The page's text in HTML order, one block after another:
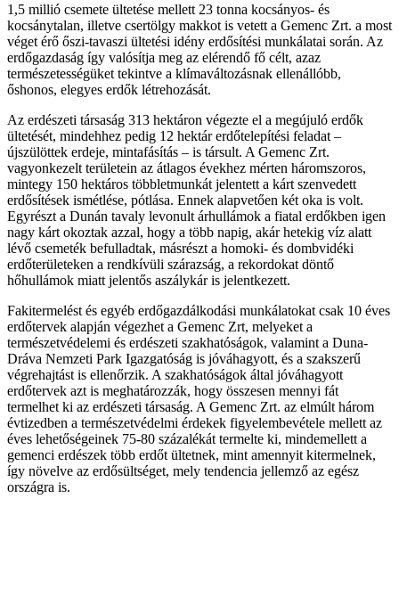
1,5 millió csemete ültetése mellett 23 tonna kocsányos- és
kocsánytalan, illetve csertölgy makkot is vetett a Gemenc Zrt. a most
véget érő őszi-tavaszi ültetési idény erdősítési munkálatai során. Az
erdőgazdaság így valósítja meg az elérendő fő célt, azaz
természetességüket tekintve a klímaváltozásnak ellenállóbb,
őshonos, elegyes erdők létrehozását.
Az erdészeti társaság 313 hektáron végezte el a megújuló erdők
ültetését, mindehhez pedig 12 hektár erdőtelepítési feladat –
újszülöttek erdeje, mintafásítás – is társult. A Gemenc Zrt.
vagyonkezelt területein az átlagos évekhez mérten háromszoros,
mintegy 150 hektáros többletmunkát jelentett a kárt szenvedett
erdősítések ismétlése, pótlása. Ennek alapvetően két oka is volt.
Egyrészt a Dunán tavaly levonult árhullámok a fiatal erdőkben igen
nagy kárt okoztak azzal, hogy a több napig, akár hetekig víz alatt
lévő csemeték befulladtak, másrészt a homoki- és dombvidéki
erdőterületeken a rendkívüli szárazság, a rekordokat döntő
hőhullámok miatt jelentős aszálykár is jelentkezett.
Fakitermelést és egyéb erdőgazdálkodási munkálatokat csak 10 éves
erdőtervek alapján végezhet a Gemenc Zrt, melyeket a
természetvédelemi és erdészeti szakhatóságok, valamint a Duna-
Dráva Nemzeti Park Igazgatóság is jóváhagyott, és a szakszerű
végrehajtást is ellenőrzik. A szakhatóságok által jóváhagyott
erdőtervek azt is meghatározzák, hogy összesen mennyi fát
termelhet ki az erdészeti társaság. A Gemenc Zrt. az elmúlt három
évtizedben a természetvédelmi érdekek figyelembevétele mellett az
éves lehetőségeinek 75-80 százalékát termelte ki, mindemellett a
gemenci erdészek több erdőt ültetnek, mint amennyit kitermelnek,
így növelve az erdősültséget, mely tendencia jellemző az egész
országra is.